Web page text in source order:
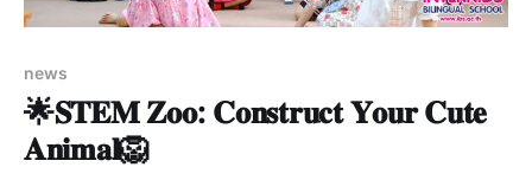
news
🌟𝐒𝐓𝐄𝐌 𝐙𝐨𝐨: 𝐂𝐨𝐧𝐬𝐭𝐫𝐮𝐜𝐭 𝐘𝐨𝐮𝐫 𝐂𝐮𝐭𝐞
𝐀𝐧𝐢𝐦𝐚𝐥🦁